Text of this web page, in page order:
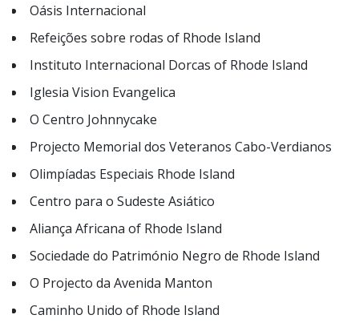
Oásis Internacional
Refeições sobre rodas of Rhode Island
Instituto Internacional Dorcas of Rhode Island
Iglesia Vision Evangelica
O Centro Johnnycake
Projecto Memorial dos Veteranos Cabo-Verdianos
Olimpíadas Especiais Rhode Island
Centro para o Sudeste Asiático
Aliança Africana of Rhode Island
Sociedade do Património Negro de Rhode Island
O Projecto da Avenida Manton
Caminho Unido of Rhode Island